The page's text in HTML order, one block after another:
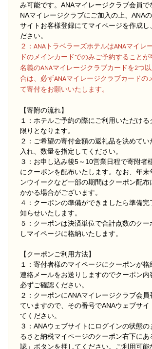
み可能です。ANAマイレージクラブ会員で
NAマイレージクラブにご加入の上、ANA
サイトお客様登録にてマイページを作成し
ださい。
２ ：ANAトラベラーズホテルはANAマイレ
ドのメインカードでのみご予約すること
名義のANAマイレージクラブカードを2つ
合は、必ずANAマイレージクラブカードの
て寄付をお願いいたします。
【寄附の流れ】
１：ホテルご予約の際にご利用いただける
限りとなります。
２：ご希望の寄付金額の返礼品を決めてい
入れ、数量を指定してください。
３：お申し込み後5～10営業日程で寄附者
にクーポンを配布いたします。なお、年末
ンウイークなど一部の期間はクーポン配
かかる場合がございます。
４：クーポンの準備ができましたら準備完
知らせいたします。
５：クーポンは決済単位で合計点数のク
しマイページに格納いたします。
【クーポンご利用方法】
１：寄付者様のマイページにクーポンが
連絡メールをお送りしますのでクーポン内
必ずご確認ください。
２：クーポンにANAマイレージクラブ会
ていますので、その番号でANAウェブサイ
てください。
３：ANAウェブサイトにログインの状態の
るさと納税マイページのクーポン右下にあ
認」ボタンを押してください。ご利用可能